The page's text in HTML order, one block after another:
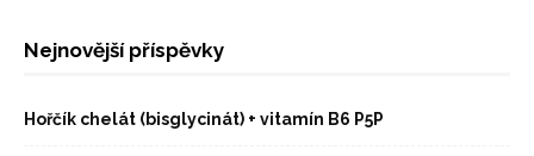
Nejnovější příspěvky
Hořčík chelát (bisglycinát) + vitamín B6 P5P